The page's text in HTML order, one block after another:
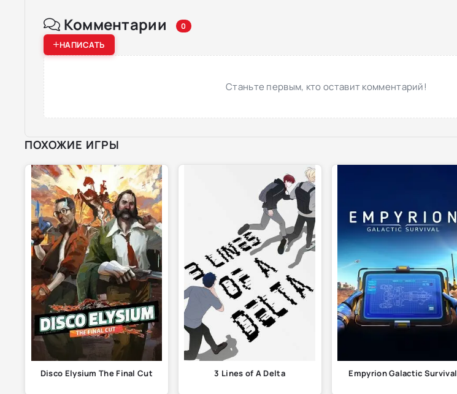
Комментарии 0
НАПИСАТЬ
Станьте первым, кто оставит комментарий!
ПОХОЖИЕ ИГРЫ
Disco Elysium The Final Cut 3 Lines of A Delta Empyrion Galactic Survival